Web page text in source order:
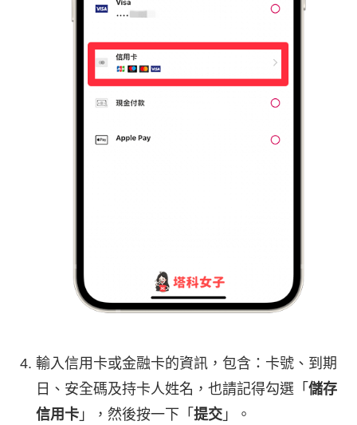
輸入信用卡或金融卡的資訊，包含：卡號、到期
日、安全碼及持卡人姓名，也請記得勾選「 儲存
信用卡 」，然後按一下「 提交 」。